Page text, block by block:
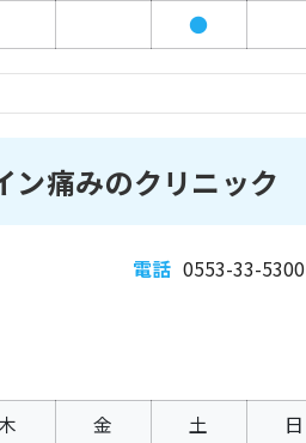
●
痛みのクリニック
電話 0553-33-5300
金 土 日